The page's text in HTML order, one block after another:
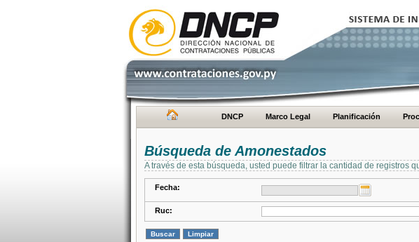
DNCP Marco Legal Planificación
Búsqueda de Amonestados
A través de esta búsqueda, usted puede filtrar la cantidad de registros
Fecha:
Ruc: